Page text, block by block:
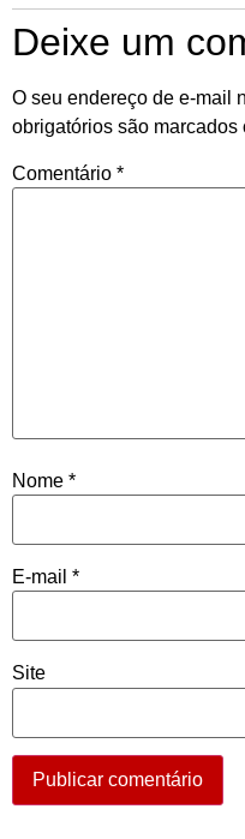
Deixe um
O seu endereço de e-mail
obrigatórios são marcados
Comentário *
Nome *
E-mail *
Site